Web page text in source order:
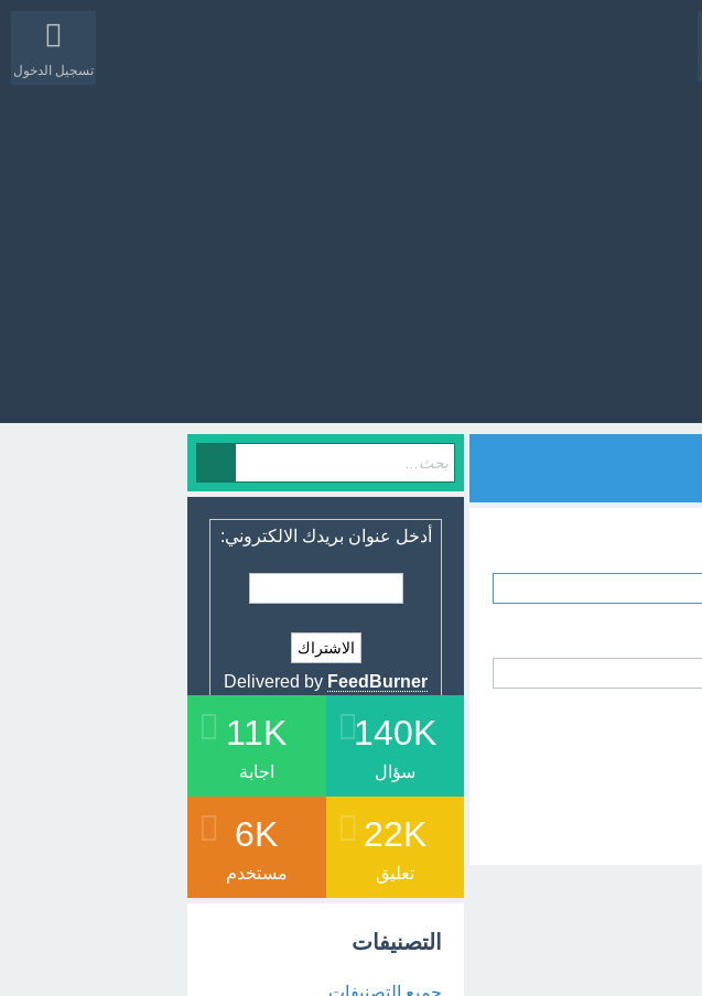
تسجيل الدخول
أدخل عنوان بريدك الالكتروني:
Delivered by FeedBurner
140K
سؤال
11K
اجابة
22K
تعليق
6K
مستخدم
التصنيفات
جميع التصنيفات